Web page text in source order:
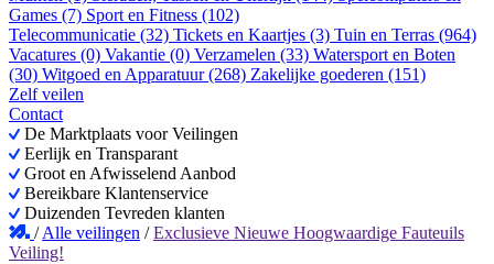
Games (7) Sport en Fitness (102)
Telecommunicatie (32) Tickets en Kaartjes (3) Tuin en Terras (964)
Vacatures (0) Vakantie (0) Verzamelen (33) Watersport en Boten
(30) Witgoed en Apparatuur (268) Zakelijke goederen (151)
Zelf veilen
Contact
De Marktplaats voor Veilingen
Eerlijk en Transparant
Groot en Afwisselend Aanbod
Bereikbare Klantenservice
Duizenden Tevreden klanten
/Alle veilingen /Exclusieve Nieuwe Hoogwaardige Fauteuils
Veiling!